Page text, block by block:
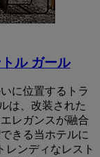
ル ガール
に位置するトラ
は、改装された
レガンスが融合
きる当ホテルに
レンディなレスト